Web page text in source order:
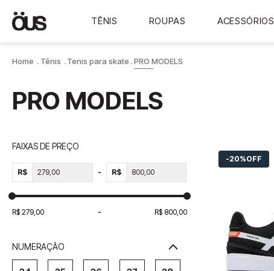
TÊNIS ROUPAS ACESSÓRIOS
Tênis Tenis para skate PRO MODELS
PRO MODELS
NUMERAÇÃO
FAIXAS DE PREÇO
R$ R$
R$ 279,00 R$ 800,00
20%OFF